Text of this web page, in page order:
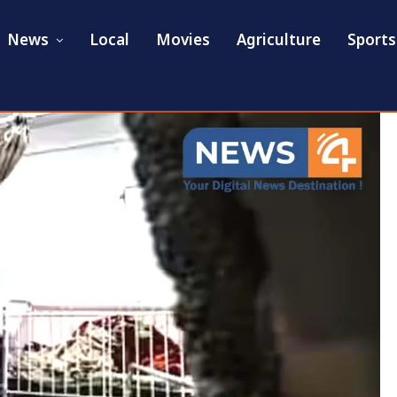
News Local Movies Agriculture Sports